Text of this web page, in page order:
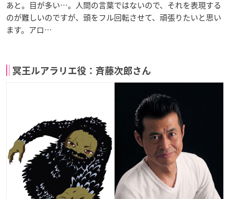
あと。目が多い…。人間の言葉ではないので、それを表現する
のが難しいのですが、頭をフル回転させて、頑張りたいと思い
ます。アロ…
冥王ルアラリエ役：斉藤次郎さん